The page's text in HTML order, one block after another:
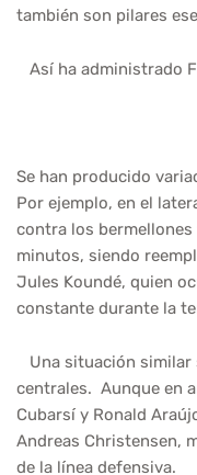
también son pilares
Así ha administrado
Se han producido
Por ejemplo, en el
contra los
minutos, siendo
Jules Koundé, quien
constante durante la
Una situación similar
centrales. Aunque en
Cubarsí y Ronald
Andreas Christensen,
de la línea defensiva.